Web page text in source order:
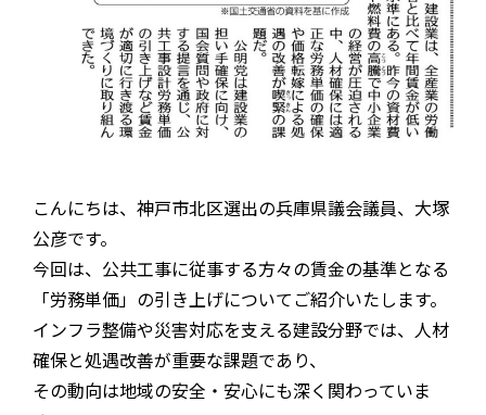
こんにちは、神戸市北区選出の兵庫県議会議員、大塚
公彦です。
今回は、公共工事に従事する方々の賃金の基準となる
「労務単価」の引き上げについてご紹介いたします。
インフラ整備や災害対応を支える建設分野では、人材
確保と処遇改善が重要な課題であり、
その動向は地域の安全・安心にも深く関わっていま